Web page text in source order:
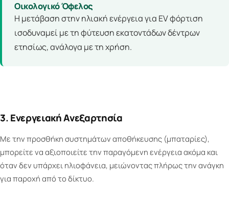
Οικολογικό Όφελος
Η μετάβαση στην ηλιακή ενέργεια για EV φόρτιση
ισοδυναμεί με τη φύτευση εκατοντάδων δέντρων
ετησίως, ανάλογα με τη χρήση.
3. Ενεργειακή Ανεξαρτησία
Με την προσθήκη συστημάτων αποθήκευσης (μπαταρίες),
μπορείτε να αξιοποιείτε την παραγόμενη ενέργεια ακόμα και
όταν δεν υπάρχει ηλιοφάνεια, μειώνοντας πλήρως την ανάγκη
για παροχή από το δίκτυο.